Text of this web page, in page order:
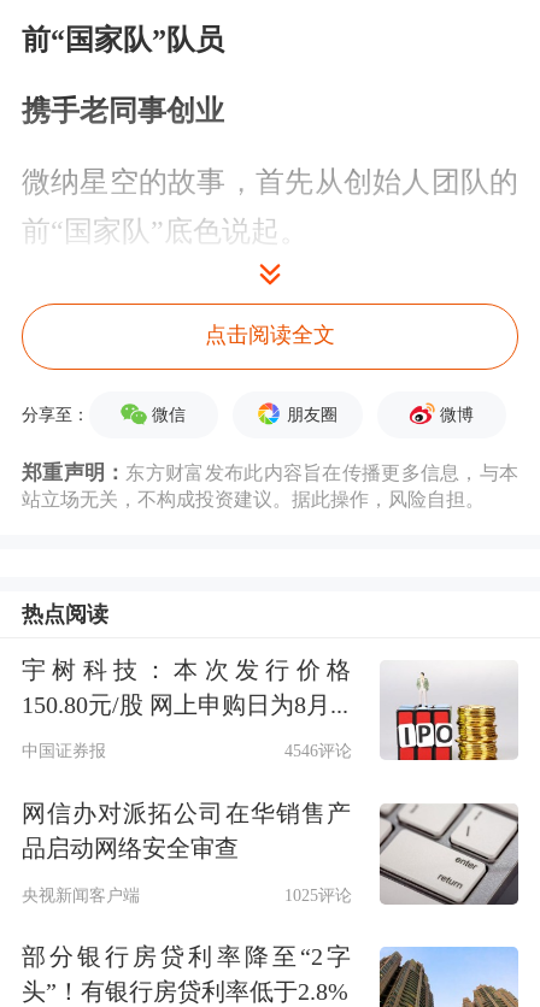
前“国家队”队员
携手老同事创业
微纳星空的故事，首先从创始人团队的
前“国家队”底色说起。
招股书显示，微纳星空的创始人，同时
担任董事长与总经理职位的高恩宇出生
于1983年，他本科毕业于北京理工大
夕法尼亚州立大学（联合培养），获
2010年至2017年间，他先后任职于中国
运载火箭研究院和中国空间技术研究
院，此外，他还曾任国际数字地球学会
中国国家委员会空间信息化专委会副主
任委员，荣获中国航天基金会授予
的“航天贡献奖”、
高端领军人
誉。
点击阅读全文
分享至： 微信 朋友圈 微博
郑重声明： 东方财富发布此内容旨在传播更多信息，与本
站立场无关，不构成投资建议。据此操作，风险自担。
热点阅读
宇树科技：本次发行价格
150.80元/股 网上申购日为8月...
中国证券报 4546评论
网信办对派拓公司在华销售产
品启动网络安全审查
央视新闻客户端 1025评论
部分银行房贷利率降至“2字
头”！有银行房贷利率低于2.8%